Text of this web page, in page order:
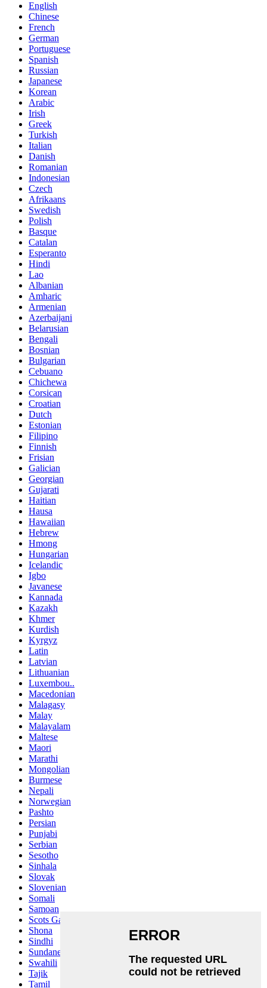
English
Chinese
French
German
Portuguese
Spanish
Russian
Japanese
Korean
Arabic
Irish
Greek
Turkish
Italian
Danish
Romanian
Indonesian
Czech
Afrikaans
Swedish
Polish
Basque
Catalan
Esperanto
Hindi
Lao
Albanian
Amharic
Armenian
Azerbaijani
Belarusian
Bengali
Bosnian
Bulgarian
Cebuano
Chichewa
Corsican
Croatian
Dutch
Estonian
Filipino
Finnish
Frisian
Galician
Georgian
Gujarati
Haitian
Hausa
Hawaiian
Hebrew
Hmong
Hungarian
Icelandic
Igbo
Javanese
Kannada
Kazakh
Khmer
Kurdish
Kyrgyz
Latin
Latvian
Lithuanian
Luxembou..
Macedonian
Malagasy
Malay
Malayalam
Maltese
Maori
Marathi
Mongolian
Burmese
Nepali
Norwegian
Pashto
Persian
Punjabi
Serbian
Sesotho
Sinhala
Slovak
Slovenian
Somali
Samoan
Scots Gaelic
Shona
Sindhi
Sundanese
Swahili
Tajik
Tamil